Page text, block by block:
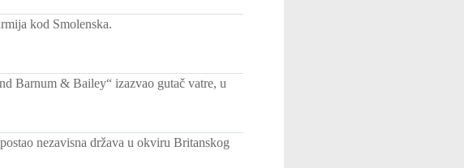
kod Smolenska.
Barnum & Bailey“ izazvao gutač vatre, u
nezavisna država u okviru Britanskog